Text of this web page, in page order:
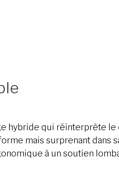
hybride qui réinterprète
mais surprenant
à un soutien